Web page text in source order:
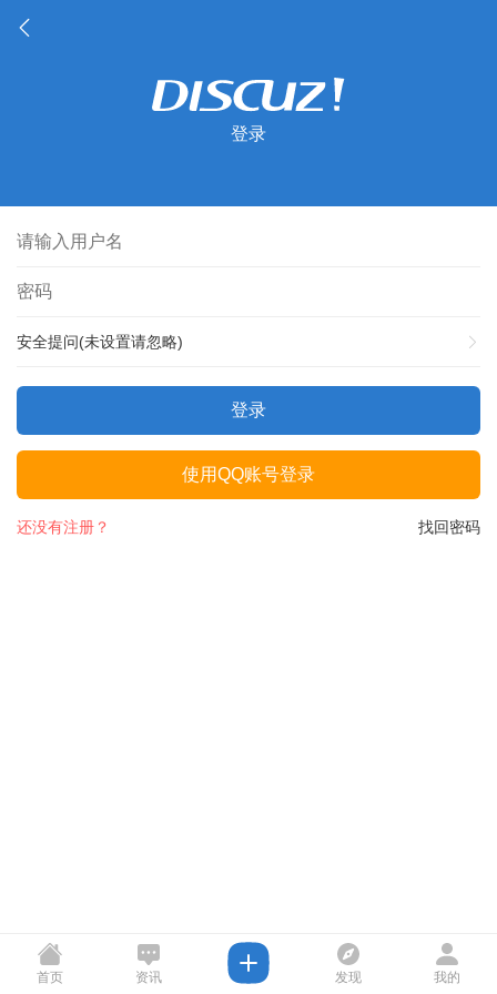
登录
安全提问(未设置请忽略)
登录
使用QQ账号登录
找回密码
还没有注册？
首页 资讯 发现 我的